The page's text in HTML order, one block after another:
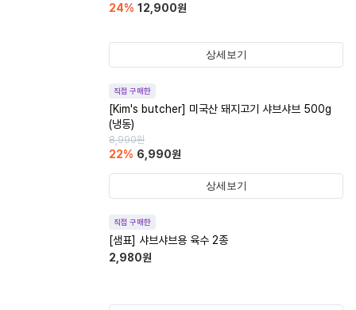
24% 12,900원
상세보기
직접 구매한
[Kim's butcher] 미국산 돼지고기 샤브샤브 500g
(냉동)
8,990원
22% 6,990원
상세보기
직접 구매한
[샘표] 샤브샤브용 육수 2종
2,980원